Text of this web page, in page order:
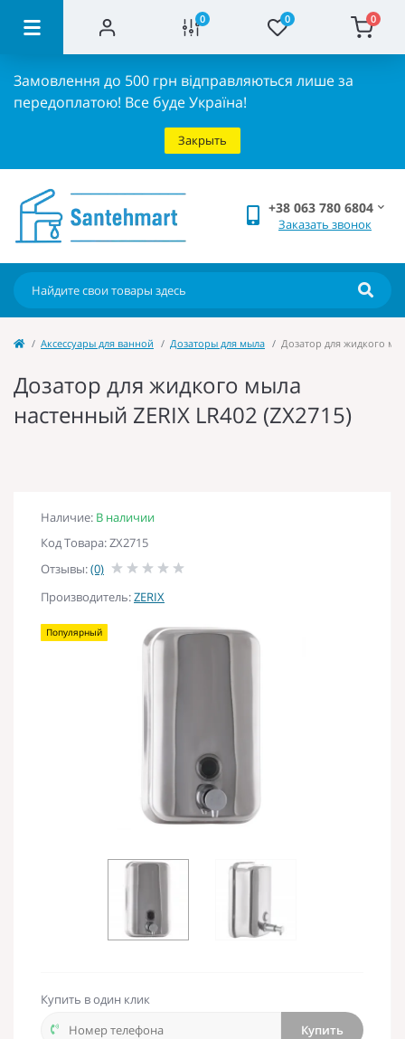
0 0 0
Замовлення до 500 грн відправляються лише за
передоплатою! Все буде Україна!
Закрыть
+38 063 780 6804
Заказать звонок
Аксессуары для ванной Дозаторы для мыла Дозатор для жидкого
Дозатор для жидкого мыла
настенный ZERIX LR402 (ZX2715)
Наличие: В наличии
Код Товара: ZX2715
Отзывы:(0)
Производитель:ZERIX
Популярный
Купить в один клик
Купить